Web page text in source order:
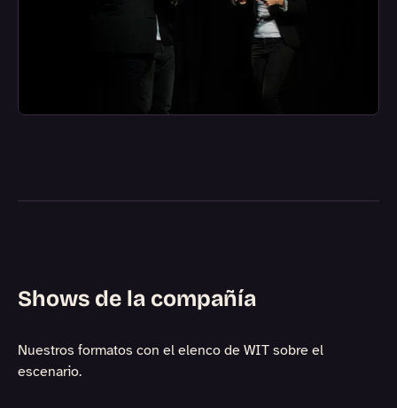
Shows de la compañía
Nuestros formatos con el elenco de WIT sobre el
escenario.